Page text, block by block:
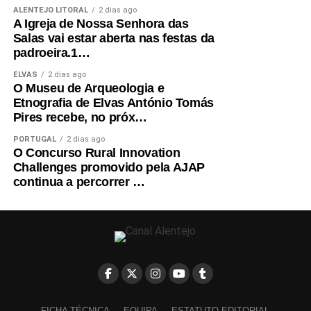
ele, o verdadeiro desafio reside na mente: a busca
incessante pela constância nos tempos de volta.
É a coisa mais
importante e que nem
hoje consegui ainda
aperfeiçoar, porque é
através da constância
que conseguimos
identificar os erros e
perceber se uma
mudança mecânica no
kart foi boa ou não.”
ALENTEJO LITORAL 2 dias ago
A Igreja de Nossa Senhora das
Salas vai estar aberta nas festas da
padroeira.1…
ELVAS 2 dias ago
O Museu de Arqueologia e
Etnografia de Elvas António Tomás
Pires recebe, no próx…
PORTUGAL 2 dias ago
O Concurso Rural Innovation
Challenges promovido pela AJAP
continua a percorrer …